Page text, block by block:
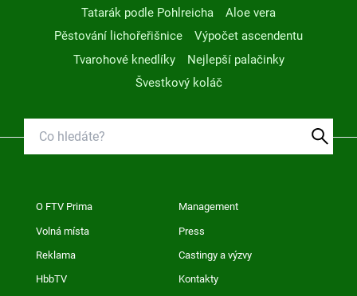
Tatarák podle Pohlreicha
Aloe vera
Pěstování lichořeřišnice
Výpočet ascendentu
Tvarohové knedlíky
Nejlepší palačinky
Švestkový koláč
O FTV Prima Management
Volná místa Press
Reklama Castingy a výzvy
HbbTV Kontakty